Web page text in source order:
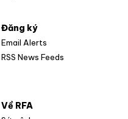
Đăng ký
Email Alerts
RSS News Feeds
Về RFA